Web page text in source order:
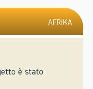
AFRIKA
è stato